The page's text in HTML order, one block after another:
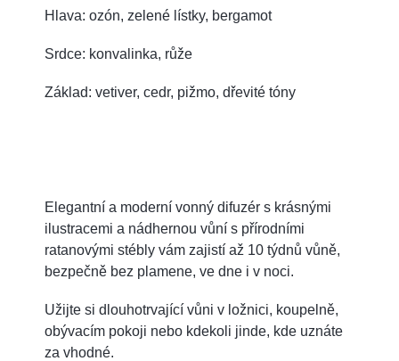
Hlava: ozón, zelené lístky, bergamot
Srdce: konvalinka, růže
Základ: vetiver, cedr, pižmo, dřevité tóny
Elegantní a moderní vonný difuzér s krásnými
ilustracemi a nádhernou vůní s přírodními
ratanovými stébly vám zajistí až 10 týdnů vůně,
bezpečně bez plamene, ve dne i v noci.
Užijte si dlouhotrvající vůni v ložnici, koupelně,
obývacím pokoji nebo kdekoli jinde, kde uznáte
za vhodné.